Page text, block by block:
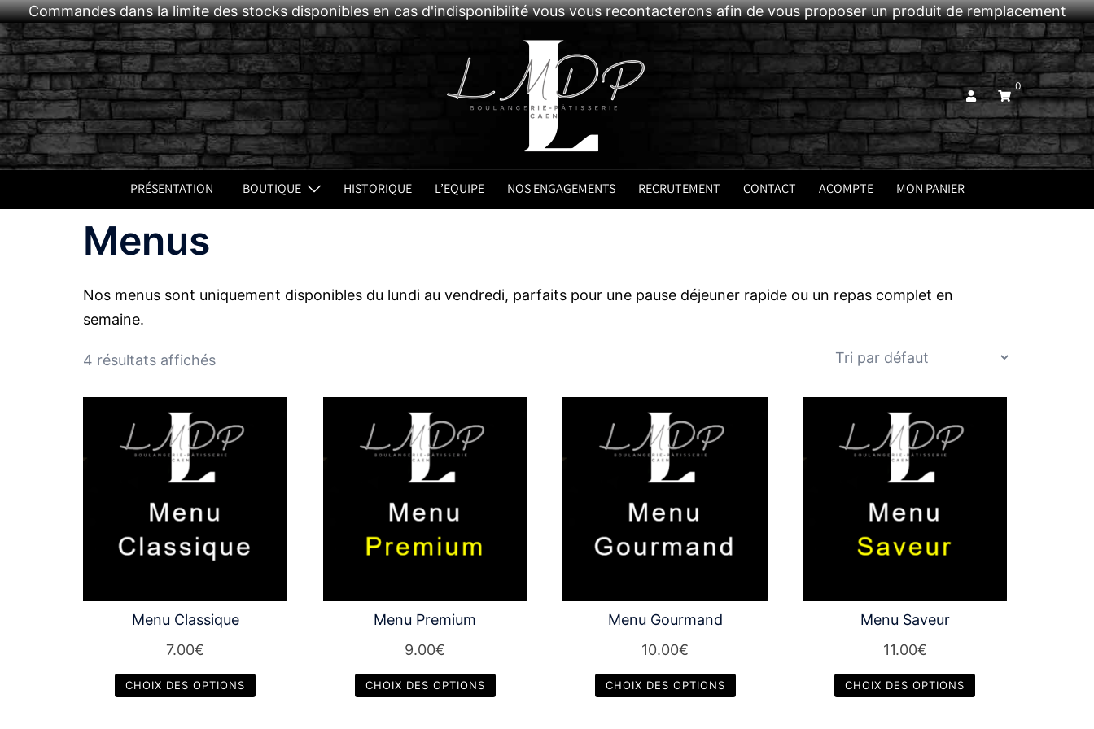
Commandes dans la limite des stocks disponibles en cas d'indisponibilité vous vous recontacterons afin de vous proposer un produit de remplacement
Aller
au
contenu
0
PRÉSENTATION BOUTIQUE HISTORIQUE L’EQUIPE NOS ENGAGEMENTS RECRUTEMENT CONTACT ACOMPTE MON PANIER
Menus
Nos menus sont uniquement disponibles du lundi au vendredi, parfaits pour une pause déjeuner rapide ou un repas complet en
semaine.
4 résultats affichés
Menu Classique
7.00€
CHOIX DES OPTIONS
Menu Premium
9.00€
CHOIX DES OPTIONS
Menu Gourmand
10.00€
CHOIX DES OPTIONS
Menu Saveur
11.00€
CHOIX DES OPTIONS